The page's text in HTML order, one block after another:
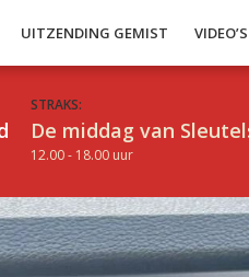
UITZENDING GEMIST VIDEO’S
STRAKS:
De middag van
12.00 - 18.00 uur